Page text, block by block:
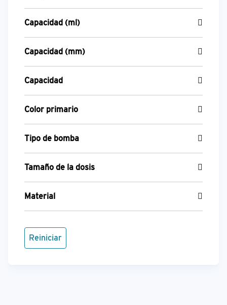
Capacidad (ml)
Capacidad (mm)
Capacidad
Color primario
Tipo de bomba
Tamaño de la dosis
Material
Reiniciar